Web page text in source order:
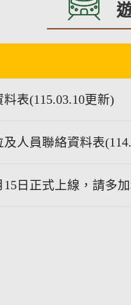
表(115.03.10更新)
人員聯絡資料表
日正式上線，請多